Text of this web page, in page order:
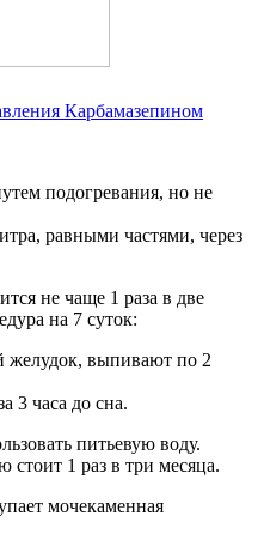
Карбамазепином
подогревания, но не
равными частями, через
не чаще 1 раза в две
на 7 суток:
желудок, выпивают по 2
3 часа до сна.
питьевую воду.
1 раз в три месяца.
мочекаменная